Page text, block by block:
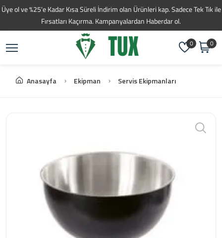
Toptan Kahve
Üye ol ve %25'e Kadar Kısa Süreli İndirim olan Ürünleri kap. Sadece Tek Tık ile
Fırsatları Kaçırma. Kampanyalardan Haberdar ol.
0 0
Anasayfa Ekipman Servis Ekipmanları